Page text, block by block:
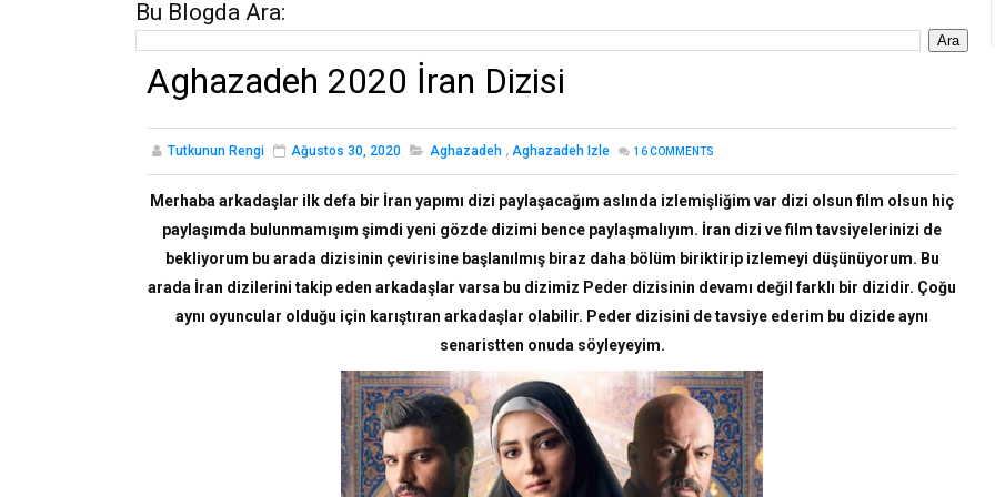
Bu Blogda Ara:
Aghazadeh 2020 İran Dizisi
Tutkunun Rengi Ağustos 30, 2020 Aghazadeh , Aghazadeh Izle 16COMMENTS
Merhaba arkadaşlar ilk defa bir İran yapımı dizi paylaşacağım aslında izlemişliğim var dizi olsun film olsun hiç
paylaşımda bulunmamışım şimdi yeni gözde dizimi bence paylaşmalıyım. İran dizi ve film tavsiyelerinizi de
bekliyorum bu arada dizisinin çevirisine başlanılmış biraz daha bölüm biriktirip izlemeyi düşünüyorum. Bu
arada İran dizilerini takip eden arkadaşlar varsa bu dizimiz Peder dizisinin devamı değil farklı bir dizidir. Çoğu
aynı oyuncular olduğu için karıştıran arkadaşlar olabilir. Peder dizisini de tavsiye ederim bu dizide aynı
senaristten onuda söyleyeyim.